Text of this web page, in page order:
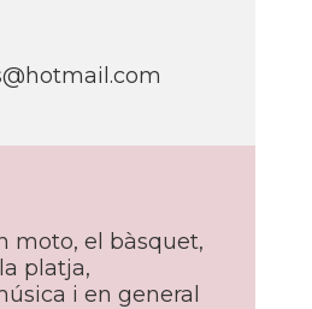
moto, el bàsquet,
platja,
i en general